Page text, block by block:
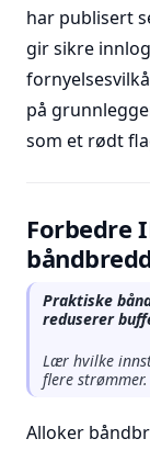
har publisert
gir sikre
på
som et rødt
Forbedre
Praktiske
reduserer
Lær hvilke
flere strømmer.
Alloker